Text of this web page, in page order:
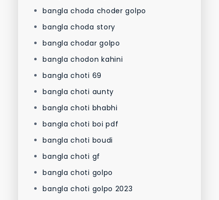
bangla choda choder golpo
bangla choda story
bangla chodar golpo
bangla chodon kahini
bangla choti 69
bangla choti aunty
bangla choti bhabhi
bangla choti boi pdf
bangla choti boudi
bangla choti gf
bangla choti golpo
bangla choti golpo 2023